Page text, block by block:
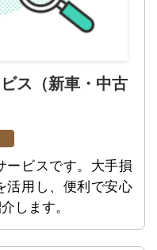
ス （新車・中古
ービスです。大手損
活用し、便利で安心
します。